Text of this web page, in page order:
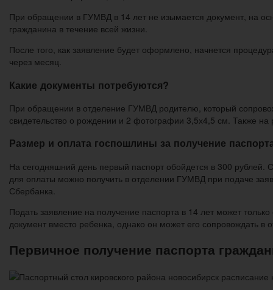
При обращении в ГУМВД в 14 лет не изымается документ, на
гражданина в течение всей жизни.
После того, как заявление будет оформлено, начнется
через месяц.
Какие документы потребуются?
При обращении в отделение ГУМВД родителю, который
свидетельство о рождении и 2 фотографии 3,5х4,5 см. Также
Размер и оплата госпошлины за получение
На сегодняшний день первый паспорт обойдется в 300 рублей.
для оплаты можно получить в отделении ГУМВД при подаче
Сбербанка.
Подать заявление на получение паспорта в 14 лет может
документ вместо ребенка, однако он может его сопровождать
Первичное получение паспорта